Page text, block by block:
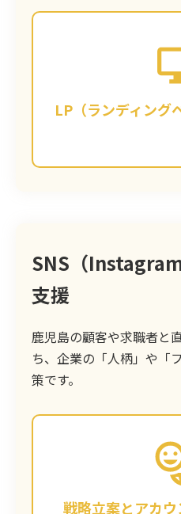
LP（ランディング
広告のクリック先と
ージ）の改善も同時
文言とLPのキャッ
「鹿児島の顧客限
SNS（
支援
鹿児島の顧客や求職者と
ち、企業の「人柄」や「
策です。
戦略立案とアカ
どのSNSを使い、ど
を投稿していくのか